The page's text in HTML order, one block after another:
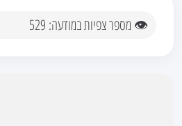
👁 מספר צפיות במודעה: 529